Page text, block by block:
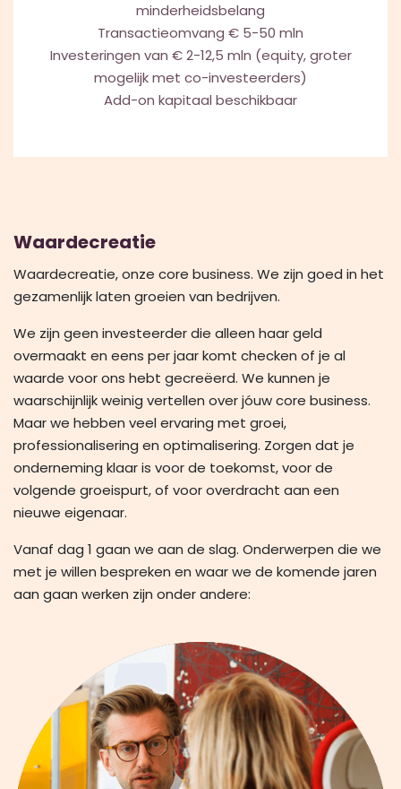
minderheidsbelang
Transactieomvang € 5-50 mln
Investeringen van € 2-12,5 mln (equity, groter
mogelijk met co-investeerders)
Add-on kapitaal beschikbaar
Waardecreatie
Waardecreatie, onze core business. We zijn goed in het
gezamenlijk laten groeien van bedrijven.
We zijn geen investeerder die alleen haar geld
overmaakt en eens per jaar komt checken of je al
waarde voor ons hebt gecreëerd. We kunnen je
waarschijnlijk weinig vertellen over jóuw core business.
Maar we hebben veel ervaring met groei,
professionalisering en optimalisering. Zorgen dat je
onderneming klaar is voor de toekomst, voor de
volgende groeispurt, of voor overdracht aan een
nieuwe eigenaar.
Vanaf dag 1 gaan we aan de slag. Onderwerpen die we
met je willen bespreken en waar we de komende jaren
aan gaan werken zijn onder andere: